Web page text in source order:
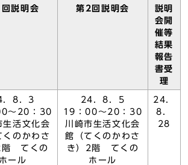
説明会 第2回説明会
説明
会開
催等
結果
報告
書受
理
．8．3
～20：30
生活文化会
くのかわさ
階 てくの
ホール
24．8．5
19：00～20：30
川崎市生活文化会
館（てくのかわさ
き）2階 てくの
ホール
24．
8．
28